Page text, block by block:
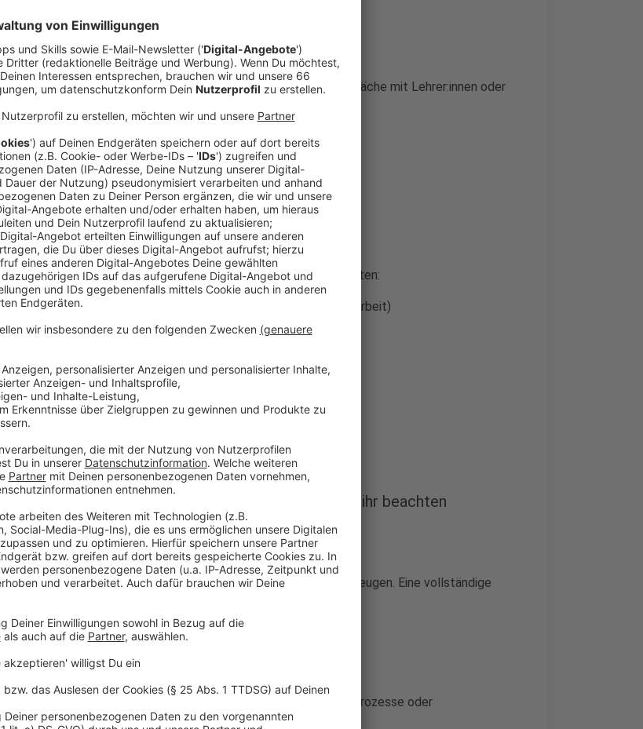
Welche Tätigkeiten machen euch Spaß?
Seid ihr eher praktisch oder theoretisch veranlagt?
Welche Schulfächer liegen euch besonders?
Tipps zum richtigen Ausbildungsplatz:Berufswahltests, Gespräche mit Lehrer:innen oder
Anzeige
Ausbildungsplätze finden – die besten Quellen
Anzeige
Bei der Suche nachAusbildungsplätzengibt es viele Möglichkeiten:
Online-Jobbörsen und Ausbildungsportale (z. B. Agentur für Arbeit)
Unternehmenswebseiten und Karriereportale
Soziale Netzwerke (Instagram, TikTok, LinkedIn)
Persönliche Kontakte & Empfehlungen
Tipp:Je vielfältiger ihr sucht, desto höher sind die Chancen.
Anzeige
Bewerbung um einen Ausbildungsplatz – das solltet ihr beachten
Anzeige
Die Bewerbung ist der Schlüssel, um im Auswahlprozess zu überzeugen. Eine vollständige
Anschreibenmit Motivation & Stärken
Zeugnisse & Praktikumsnachweise
Viele Unternehmen nutzen inzwischen auch digitale Bewerbungsprozesse oder
Bewerbungsvideos.